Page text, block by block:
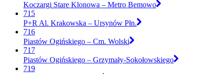
Koczargi Stare Klonowa – Metro Bemowo
715
P+R Al. Krakowska – Ursynów Płn.
716
Piastów Ogińskiego – Cm. Wolski
717
Piastów Ogińskiego – Grzymały-Sokołowskiego
719